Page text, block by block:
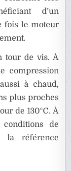
d’un
fois le moteur
tour de vis. À
compression
à chaud,
plus proches
de 130°C. À
de
la référence